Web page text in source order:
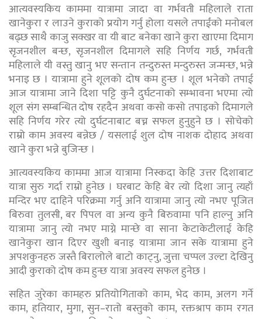
आत्यवस्यकिय काममा यात्रामा जादा वा गर्भवती महिलाले राता
खानेकुरा र लाउने कुराको प्रयोग गर्नु होला यसले तपाईंको मनोबल
बढ्छ साथै काजु सक्खर वा यी बाट बनेका खाने कुरा खाएमा दिमाग
सृजनशील बन्छ, सृजनशील दिमागले सहि निर्णय गर्छ, गर्भवती
महिलाले यी वस्तु खानु भए सन्तान तन्दुरुस्त मन्दुरुस्त जन्मन्छ, भन्ने
भनाइ छ । यात्रामा हुने शूलको दोष कम हुन्छ । शूल भनेको तपाई
आज यात्रामा जाने दिशा पट्टि कुनै दुर्घटनाको सम्भावना भएमा त्यो
शूल संग सम्बन्धित दोष रहदैन अथवा कसो कसो तपाइको दिमागले
सहि निर्णय गरेर त्यो दुर्घटनाबाट बच्न सफल हुनुहुने छ । सोचेको
राम्रो काम अवस्य बन्नेछ / यसलाई शुल दोष नाशक दोहाद अथवा
खाने कुरा भन्ने बुजिन्छ ।
आत्यवस्यकिय काममा आज यात्रामा निस्कदा केहि उत्तर दिशाबाट
यात्रा सुरु गर्दा राम्रो हुनेछ । घरबाट केहि बेर त्यो दिशा जानु त्यहाँ
मन्दिर भए दाहिने परिक्रमा गर्नु अनि यात्रामा जानु त्यो नभए पूजित
बिरुवा तुलसी, बर पिपल वा अन्य कुनै बिरुवामा पनि हाल्नु अनि
यात्रामा जानु त्यो नभए माग्ने मान्छे वा साना केटाकेटीलाई केहि
खानेकुरा खान दिएर खुशी बनाइ यात्रामा जान सके यात्रामा हुने
अपशकुनहरु जस्तै बिरालोले बाटो काट्नु, जुत्ता चप्पल उल्टा देखिनु
आदी कुराको दोष कम हुन्छ यात्रा अवस्य सफल हुनेछ ।
सहित जुरेका कामहरु प्रतियोगिताको काम, भेद काम, अलग गर्ने
काम, हतियार, मुगा, सुन–रातो बस्तुको काम, रक्तश्राप काम रगत